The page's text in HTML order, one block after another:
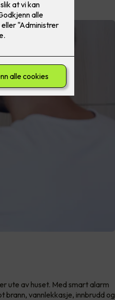
ute av huset. Med smart alarm
brann, vannlekkasje, innbrudd og